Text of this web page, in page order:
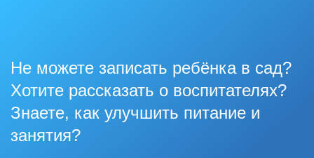
Не можете записать ребёнка в сад?
Хотите рассказать о воспитателях?
Знаете, как улучшить питание и
занятия?